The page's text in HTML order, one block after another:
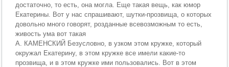
достаточно, то есть, она могла. Еще такая вещь, как юмор
Екатерины. Вот у нас спрашивают, шутки-прозвища, о которых
довольно много говорят, розданные всевозможным то есть,
живость ума вот такая
А. КАМЕНСКИЙ Безусловно, в узком этом кружке, который
окружал Екатерину, в этом кружке все имели какие-то
прозвища, и в этом кружке ими пользовались. Вот в этом